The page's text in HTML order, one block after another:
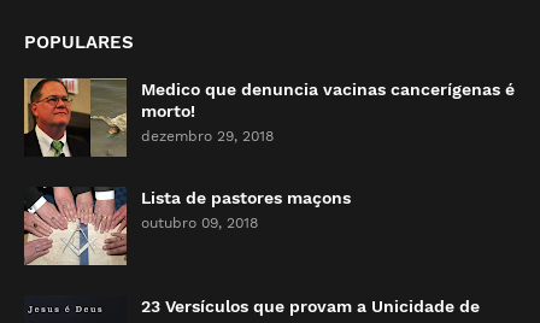
POPULARES
Medico que denuncia vacinas cancerígenas é
morto!
dezembro 29, 2018
Lista de pastores maçons
outubro 09, 2018
23 Versículos que provam a Unicidade de